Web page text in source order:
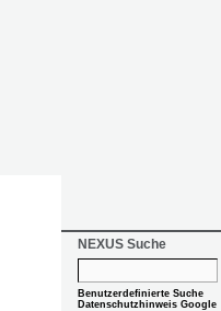
NEXUS Suche
Benutzerdefinierte Suche
Datenschutzhinweis Google